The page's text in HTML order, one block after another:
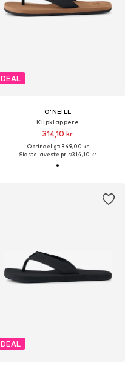
DEAL
O'NEILL
Klipklappere
314,10 kr
Oprindeligt: 349,00 kr
Sidste laveste pris:314,10 kr
DEAL